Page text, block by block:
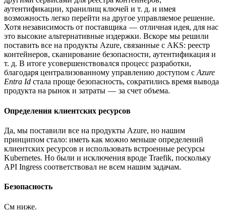
аутентификации, хранилищ ключей и т. д. и имея
возможность легко перейти на другое управляемое решение.
Хотя независимость от поставщика — отличная идея, для нас
это высокие альтернативные издержки. Вскоре мы решили
поставить все на продукты Azure, связанные с AKS: реестр
контейнеров, сканирование безопасности, аутентификация и
т. д. В итоге усовершенствовался процесс разработки,
благодаря централизованному управлению доступом сAzure
Entra Id стала проще безопасность, сократились время вывода
продукта на рынок и затраты — за счет объема.
Определения клиентских ресурсов
Да, мы поставили все на продукты Azure, но нашим
принципом стало: иметь как можно меньше определений
клиентских ресурсов и использовать встроенные ресурсы
Kubernetes. Но были и исключения вроде Traefik, поскольку
API Ingress соответствовал не всем нашим задачам.
Безопасность
См ниже.